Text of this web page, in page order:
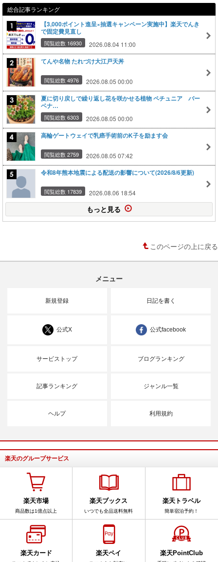
総合記事ランキング
【3,000ポイント進呈×抽選キャンペーン実施中】楽天でんき
で固定費見直し
閲覧総数 16930 2026.08.04 11:00
てんや名物 たれづけ大江戸天丼
閲覧総数 4976 2026.08.05 00:00
夏に切り戻しで繰り返し花を咲かせる植物 ペチュニア バー
ベナ…
閲覧総数 6303 2026.08.05 00:00
高輪ゲートウェイで乳癌手術前のK子を励ます会
閲覧総数 2759 2026.08.05 07:42
令和8年熊本地震による配送の影響について(2026/8/6更新)
閲覧総数 17839 2026.08.06 18:54
もっと見る
このページの上に戻る
メニュー
新規登録 日記を書く
公式X 公式facebook
サービストップ ブログランキング
記事ランキング ジャンル一覧
ヘルプ 利用規約
楽天のグループサービス
楽天市場
商品数は1億点以上
楽天ブックス
いつでも全品送料無料
楽天トラベル
簡単宿泊予約！
楽天カード 楽天ペイ 楽天PointClub